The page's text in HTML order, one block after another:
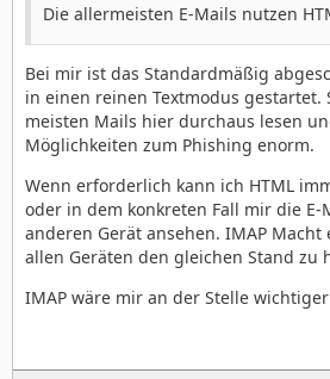
Die allermeisten E-Mails nutzen
Bei mir ist das Standardmäßig
in einen reinen Textmodus gestartet.
meisten Mails hier durchaus lesen
Möglichkeiten zum Phishing enorm.
Wenn erforderlich kann ich HTML
oder in dem konkreten Fall mir die E-
anderen Gerät ansehen. IMAP
allen Geräten den gleichen Stand zu
IMAP wäre mir an der Stelle